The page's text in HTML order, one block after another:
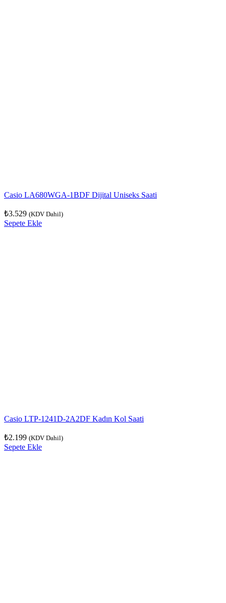
Casio LA680WGA-1BDF Dijital Uniseks Saati
₺3.529 (KDV Dahil)
Sepete Ekle
Casio LTP-1241D-2A2DF Kadın Kol Saati
₺2.199 (KDV Dahil)
Sepete Ekle